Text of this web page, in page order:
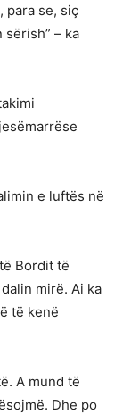
para se, siç
– ka
e luftës në
Bordit të
mirë. Ai ka
të kenë
A mund të
Dhe po